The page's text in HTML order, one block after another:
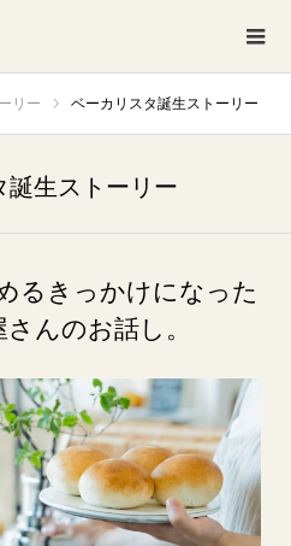
リー ベーカリスタ誕生ストーリー
誕生ストーリー
るきっかけになった
んのお話し。